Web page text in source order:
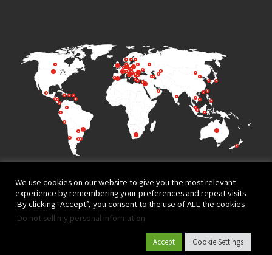
Website design and development by
Terms of Use
We use cookies on our website to give you the most relevant
experience by remembering your preferences and repeat visits.
By clicking “Accept”, you consent to the use of ALL the cookies.
Do not sell my personal information
.
Cookie Settings
Accept